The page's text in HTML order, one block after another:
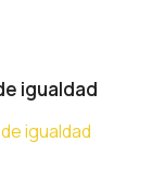
igualdad
igualdad